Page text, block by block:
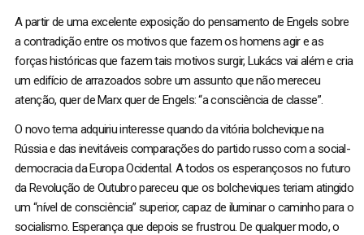
A partir de uma excelente exposição do pensamento de Engels sobre
a contradição entre os motivos que fazem os homens agir e as
forças históricas que fazem tais motivos surgir, Lukács vai além e cria
um edifício de arrazoados sobre um assunto que não mereceu
atenção, quer de Marx quer de Engels: “a consciência de classe”.
O novo tema adquiriu interesse quando da vitória bolchevique na
Rússia e das inevitáveis comparações do partido russo com a social-
democracia da Europa Ocidental. A todos os esperançosos no futuro
da Revolução de Outubro pareceu que os bolcheviques teriam atingido
um “nível de consciência” superior, capaz de iluminar o caminho para o
socialismo. Esperança que depois se frustrou. De qualquer modo, o